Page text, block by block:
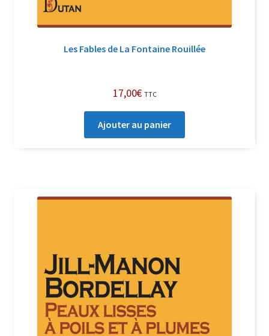
Les Fables de La Fontaine Rouillée
17,00€ TTC
Ajouter au panier